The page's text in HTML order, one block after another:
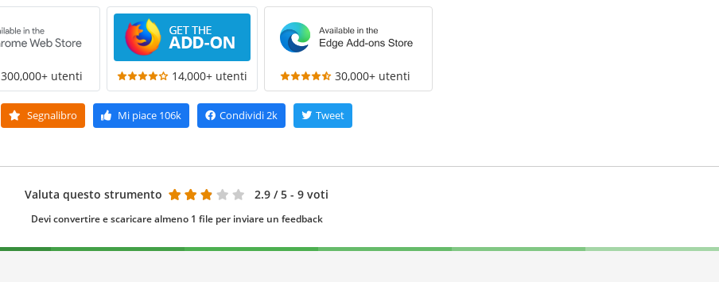
300,000+ utenti 14,000+ utenti 30,000+ utenti
Segnalibro Mi piace 106k Condividi2k Tweet
Valuta questo strumento 2.9 / 5 - 9 voti
Devi convertire e scaricare almeno 1 file per inviare un feedback